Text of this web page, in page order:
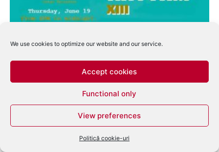
We use cookies to optimize our website and our service.
Accept cookies
Functional only
View preferences
Politică cookie-uri
Natural Rhythm XIII Ibiza Showcase va fi
găzduit de Santos Ibiza...